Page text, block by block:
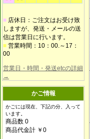
■ 店休日：ご注文はお受け致
しますが、発送・メールの送
信は営業日に行います。
■ 営業時間：10：00.～17：
00
営業日・時間・発送etcの詳細
→
かご情報
かごには現在、下記の分、入って
います。
商品数 0
商品代金計 ￥0